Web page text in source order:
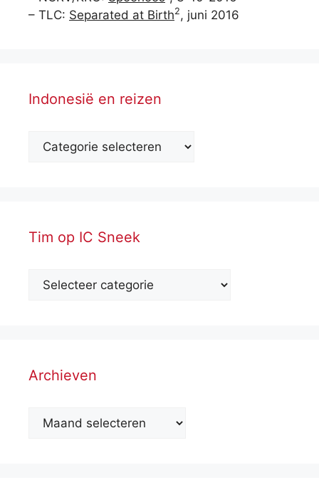
– TLC: Separated at Birth2, juni 2016
Indonesië en reizen
Tim op IC Sneek
Archieven
Archieven